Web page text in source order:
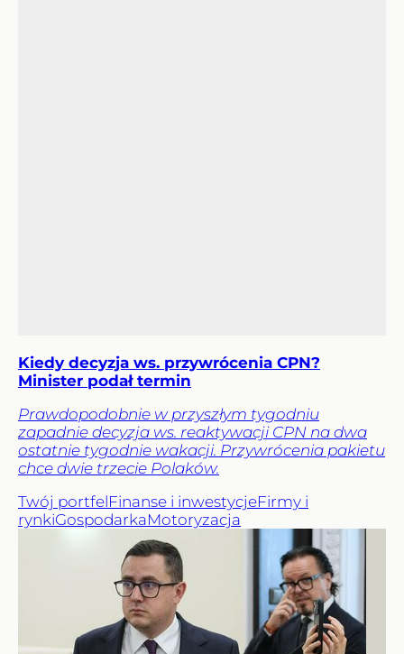
Kiedy decyzja ws. przywrócenia CPN?
Minister podał termin
Prawdopodobnie w przyszłym tygodniu
zapadnie decyzja ws. reaktywacji CPN na dwa
ostatnie tygodnie wakacji. Przywrócenia pakietu
chce dwie trzecie Polaków.
Twój portfelFinanse i inwestycjeFirmy i
rynkiGospodarkaMotoryzacja